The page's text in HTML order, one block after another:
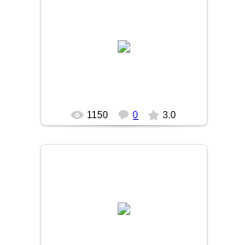
1150 0 3.0